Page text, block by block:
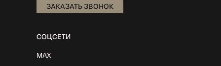
ЗАКАЗАТЬ ЗВОНОК
СОЦСЕТИ
MAX